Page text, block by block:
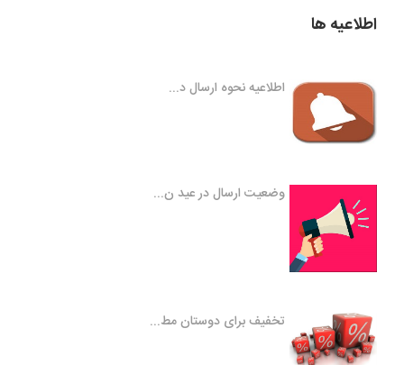
اطلاعیه ها
اطلاعیه نحوه ارسال د...
وضعیت ارسال در عید ن...
تخفیف برای دوستان مط...